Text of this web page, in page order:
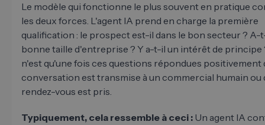
Le modèle qui fonctionne le plus souvent en pratique
les deux forces. L'agent IA prend en charge la première
qualification : le prospect est-il dans le bon secteur ? A-
bonne taille d'entreprise ? Y a-t-il un intérêt de principe
n'est qu'une fois ces questions répondues positivement
conversation est transmise à un commercial humain ou
rendez-vous est pris.
Typiquement, cela ressemble à ceci : Un agent IA